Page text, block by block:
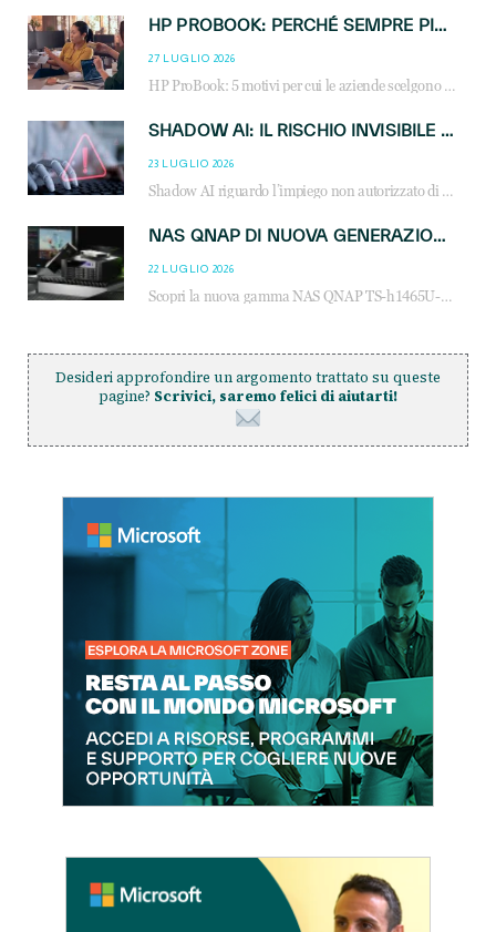
HP PROBOOK: PERCHÉ SEMPRE PIÙ AZIENDE SCELGONO NOTEBOOK PROGETTATI PER IL LAVORO MODERNO
27 LUGLIO 2026
HP ProBook: 5 motivi per cui le aziende scelgono i notebook business HP per migliorare produttività, sicurezza e gestione dell’AI.
SHADOW AI: IL RISCHIO INVISIBILE CHE LE AZIENDE POSSONO GOVERNARE
23 LUGLIO 2026
Shadow AI riguardo l’impiego non autorizzato di sistemi AI all’interno dell’azienda. E’ una pratica che si diffonde a partire dai dipendenti fino ai dirigenti e mette a repentaglio la cybersecurity, con costi più elevati per le organizzazioni. Due recenti report illustrano il fenomeno e forniscono dati in merito
NAS QNAP DI NUOVA GENERAZIONE: PIÙ PRESTAZIONI, SCALABILITÀ E PROTEZIONE DEI DATI PER LE INFRASTRUTTURE IT MODERNE
22 LUGLIO 2026
Scopri la nuova gamma NAS QNAP TS-h1465U-RP, TS-h1065eU e TS-h665U: storage aziendale con ZFS, DDR5, E1.S NVMe e connettività 2.5GbE per backup, virtualizzazione e cybersecurity.
Desideri approfondire un argomento trattato su queste
pagine? Scrivici, saremo felici di aiutarti!